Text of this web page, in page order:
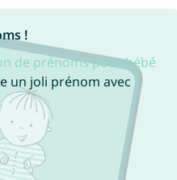
!
de prénoms pour bébé
un joli prénom avec